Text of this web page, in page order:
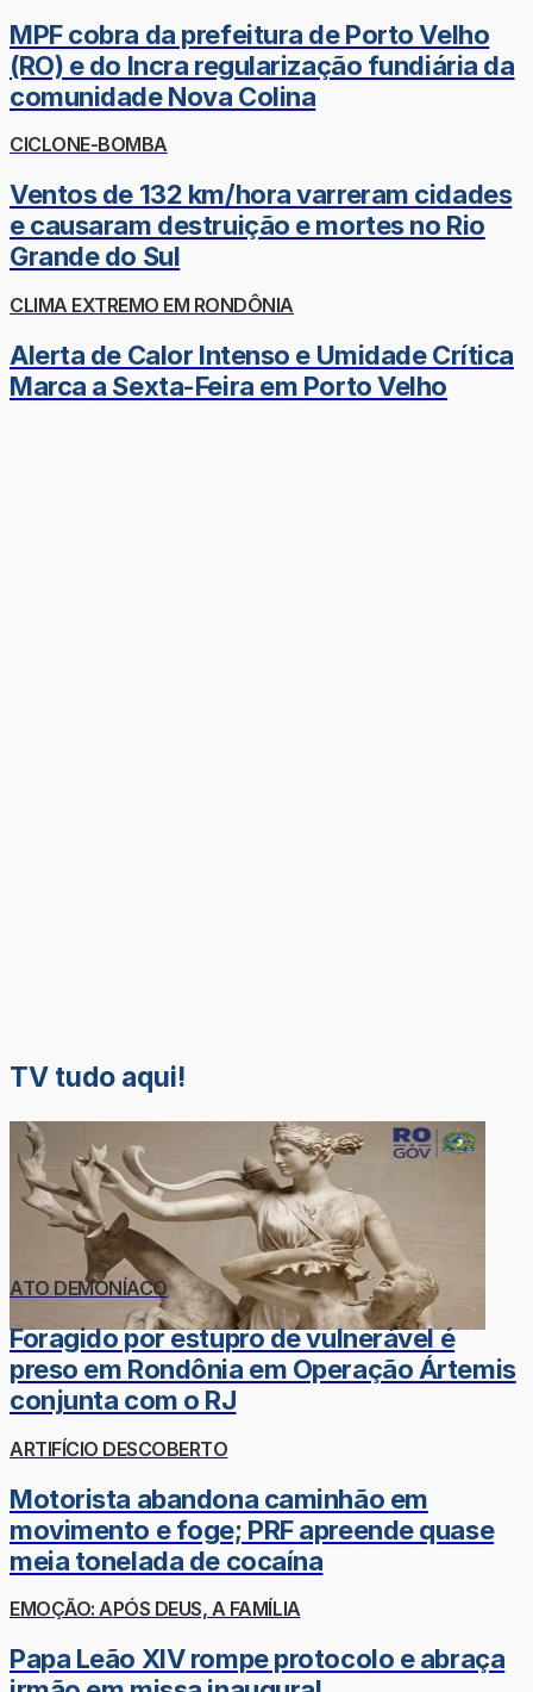
MPF cobra da prefeitura de Porto Velho
(RO) e do Incra regularização fundiária da
comunidade Nova Colina
CICLONE-BOMBA
Ventos de 132 km/hora varreram cidades
e causaram destruição e mortes no Rio
Grande do Sul
CLIMA EXTREMO EM RONDÔNIA
Alerta de Calor Intenso e Umidade Crítica
Marca a Sexta-Feira em Porto Velho
TV tudo aqui!
ATO DEMONÍACO
Foragido por estupro de vulnerável é
preso em Rondônia em Operação Ártemis
conjunta com o RJ
ARTIFÍCIO DESCOBERTO
Motorista abandona caminhão em
movimento e foge; PRF apreende quase
meia tonelada de cocaína
EMOÇÃO: APÓS DEUS, A FAMÍLIA
Papa Leão XIV rompe protocolo e abraça